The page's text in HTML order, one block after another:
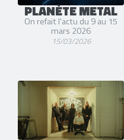
PLANÈTE METAL
On refait l'actu du 9 au 15
mars 2026
15/03/2026